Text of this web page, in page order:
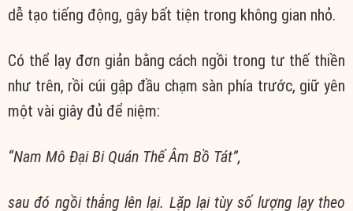
dễ tạo tiếng động, gây bất tiện trong không gian nhỏ.
Có thể lạy đơn giản bằng cách ngồi trong tư thế thiền
như trên, rồi cúi gập đầu chạm sàn phía trước, giữ yên
một vài giây đủ để niệm:
“Nam Mô Đại Bi Quán Thế Âm Bồ Tát”,
sau đó ngồi thẳng lên lại. Lặp lại tùy số lượng lạy theo